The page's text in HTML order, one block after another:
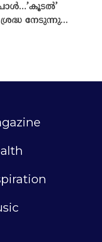
നേടുന്നു…